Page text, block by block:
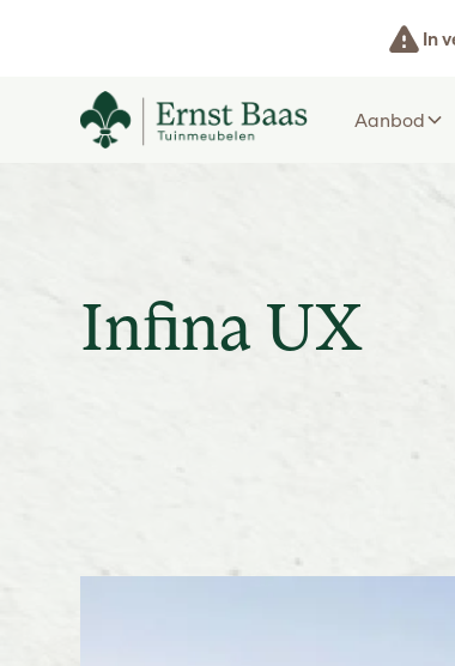
In
Aanbod
Infina UX